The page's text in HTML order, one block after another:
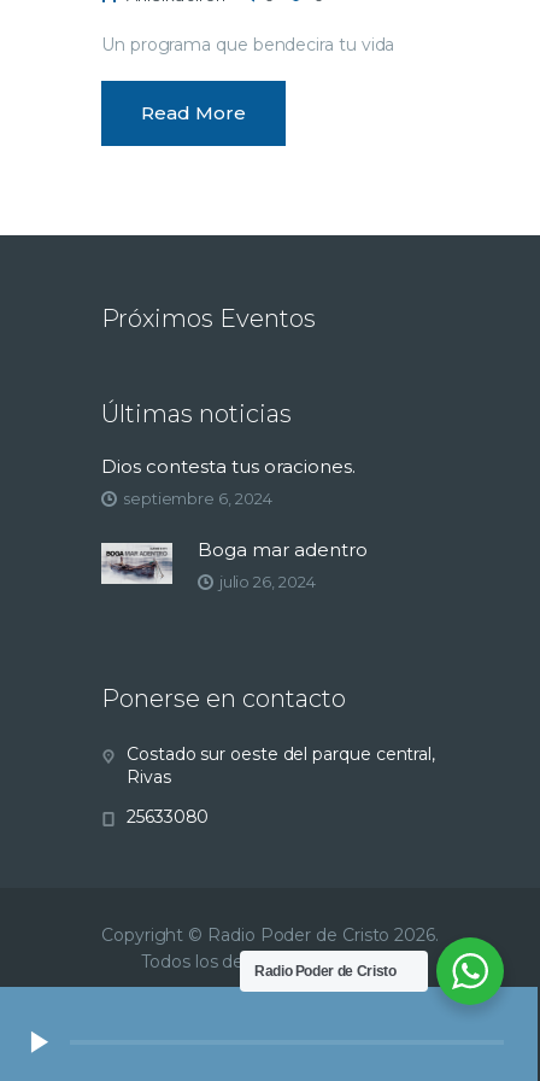
Un programa que bendecira tu vida
Read More
Próximos Eventos
Últimas noticias
Dios contesta tus oraciones.
septiembre 6, 2024
Boga mar adentro
julio 26, 2024
Ponerse en contacto
Costado sur oeste del parque central,
Rivas
25633080
Copyright © Radio Poder de Cristo 2026.
Todos los derechos reservados.
Reproductor
Radio Poder de Cristo